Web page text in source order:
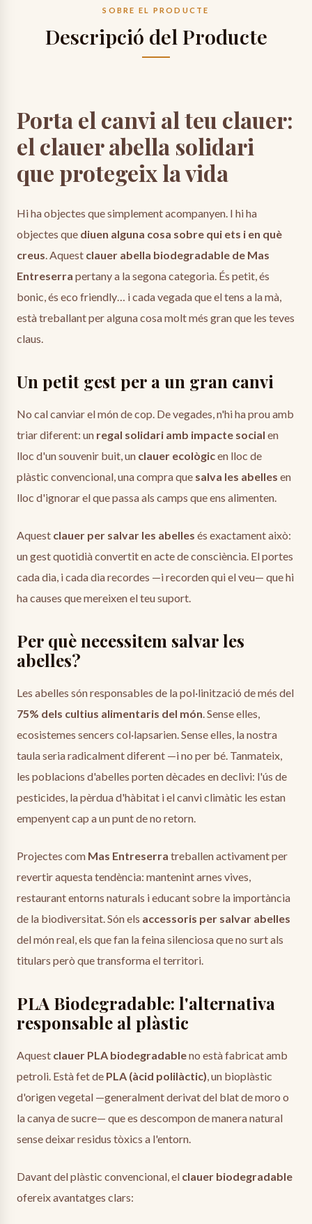
Data estimada de lliurament:
divendres, 14 d’agost
SOBRE EL PRODUCTE
Descripció del Producte
Porta el canvi al teu clauer:
el clauer abella solidari
que protegeix la vida
Hi ha objectes que simplement acompanyen. I hi ha
objectes que diuen alguna cosa sobre qui ets i en què
creus. Aquest clauer abella biodegradable de Mas
Entreserra pertany a la segona categoria. És petit, és
bonic, és eco friendly… i cada vegada que el tens a la mà,
està treballant per alguna cosa molt més gran que les teves
claus.
Un petit gest per a un gran canvi
No cal canviar el món de cop. De vegades, n'hi ha prou amb
triar diferent: un regal solidari amb impacte social en
lloc d'un souvenir buit, un clauer ecològicen lloc de
plàstic convencional, una compra que salva les abelles en
lloc d'ignorar el que passa als camps que ens alimenten.
Aquest clauer per salvar les abelles és exactament això:
un gest quotidià convertit en acte de consciència. El portes
cada dia, i cada dia recordes —i recorden qui el veu— que hi
ha causes que mereixen el teu suport.
Per què necessitem salvar les
abelles?
Les abelles són responsables de la pol·linització de més del
75% dels cultius alimentaris del món. Sense elles,
ecosistemes sencers col·lapsarien. Sense elles, la nostra
taula seria radicalment diferent —i no per bé. Tanmateix,
les poblacions d'abelles porten dècades en declivi: l'ús de
pesticides, la pèrdua d'hàbitat i el canvi climàtic les estan
empenyent cap a un punt de no retorn.
Projectes com Mas Entreserra treballen activament per
revertir aquesta tendència: mantenint arnes vives,
restaurant entorns naturals i educant sobre la importància
de la biodiversitat. Són els accessoris per salvar abelles
del món real, els que fan la feina silenciosa que no surt als
titulars però que transforma el territori.
PLA Biodegradable: l'alternativa
responsable al plàstic
Aquest clauer PLA biodegradableno està fabricat amb
petroli. Està fet de PLA (àcid polilàctic), un bioplàstic
d'origen vegetal —generalment derivat del blat de moro o
la canya de sucre— que es descompon de manera natural
sense deixar residus tòxics a l'entorn.
Davant del plàstic convencional, el clauer biodegradable
ofereix avantatges clars: